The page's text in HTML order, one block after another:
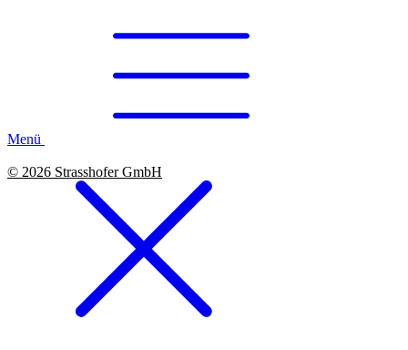
Menü
© 2026 Strasshofer GmbH